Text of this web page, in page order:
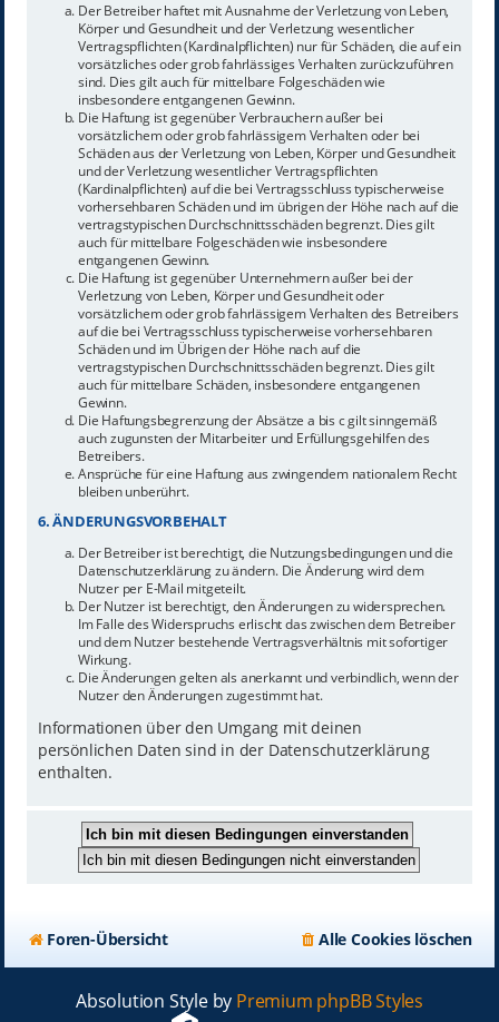
Der Betreiber haftet mit Ausnahme der Verletzung von Leben,
Körper und Gesundheit und der Verletzung wesentlicher
Vertragspflichten (Kardinalpflichten) nur für Schäden, die auf ein
vorsätzliches oder grob fahrlässiges Verhalten zurückzuführen
sind. Dies gilt auch für mittelbare Folgeschäden wie
insbesondere entgangenen Gewinn.
Die Haftung ist gegenüber Verbrauchern außer bei
vorsätzlichem oder grob fahrlässigem Verhalten oder bei
Schäden aus der Verletzung von Leben, Körper und Gesundheit
und der Verletzung wesentlicher Vertragspflichten
(Kardinalpflichten) auf die bei Vertragsschluss typischerweise
vorhersehbaren Schäden und im übrigen der Höhe nach auf die
vertragstypischen Durchschnittsschäden begrenzt. Dies gilt
auch für mittelbare Folgeschäden wie insbesondere
entgangenen Gewinn.
Die Haftung ist gegenüber Unternehmern außer bei der
Verletzung von Leben, Körper und Gesundheit oder
vorsätzlichem oder grob fahrlässigem Verhalten des Betreibers
auf die bei Vertragsschluss typischerweise vorhersehbaren
Schäden und im Übrigen der Höhe nach auf die
vertragstypischen Durchschnittsschäden begrenzt. Dies gilt
auch für mittelbare Schäden, insbesondere entgangenen
Gewinn.
Die Haftungsbegrenzung der Absätze a bis c gilt sinngemäß
auch zugunsten der Mitarbeiter und Erfüllungsgehilfen des
Betreibers.
Ansprüche für eine Haftung aus zwingendem nationalem Recht
bleiben unberührt.
6. ÄNDERUNGSVORBEHALT
Der Betreiber ist berechtigt, die Nutzungsbedingungen und die
Datenschutzerklärung zu ändern. Die Änderung wird dem
Nutzer per E-Mail mitgeteilt.
Der Nutzer ist berechtigt, den Änderungen zu widersprechen.
Im Falle des Widerspruchs erlischt das zwischen dem Betreiber
und dem Nutzer bestehende Vertragsverhältnis mit sofortiger
Wirkung.
Die Änderungen gelten als anerkannt und verbindlich, wenn der
Nutzer den Änderungen zugestimmt hat.
Informationen über den Umgang mit deinen
persönlichen Daten sind in der Datenschutzerklärung
enthalten.
Foren-Übersicht Alle Cookies löschen
Absolution Style by Premium phpBB Styles